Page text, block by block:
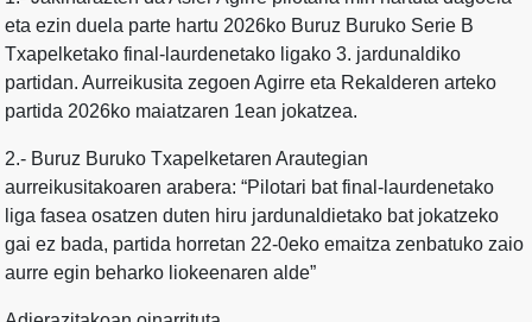
eta ezin duela parte hartu 2026ko Buruz Buruko Serie B
Txapelketako final-laurdenetako ligako 3. jardunaldiko
partidan. Aurreikusita zegoen Agirre eta Rekalderen arteko
partida 2026ko maiatzaren 1ean jokatzea.
2.- Buruz Buruko Txapelketaren Arautegian
aurreikusitakoaren arabera: “Pilotari bat final-laurdenetako
liga fasea osatzen duten hiru jardunaldietako bat jokatzeko
gai ez bada, partida horretan 22-0eko emaitza zenbatuko zaio
aurre egin beharko liokeenaren alde”